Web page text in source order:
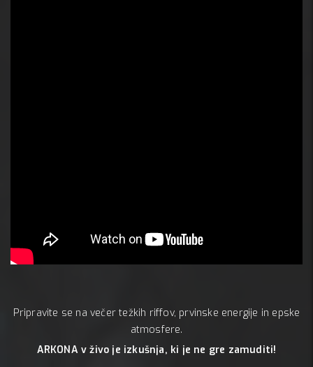
Pripravite se na večer težkih riffov, prvinske energije in epske
atmosfere.
ARKONA v živo je izkušnja, ki je ne gre zamuditi!